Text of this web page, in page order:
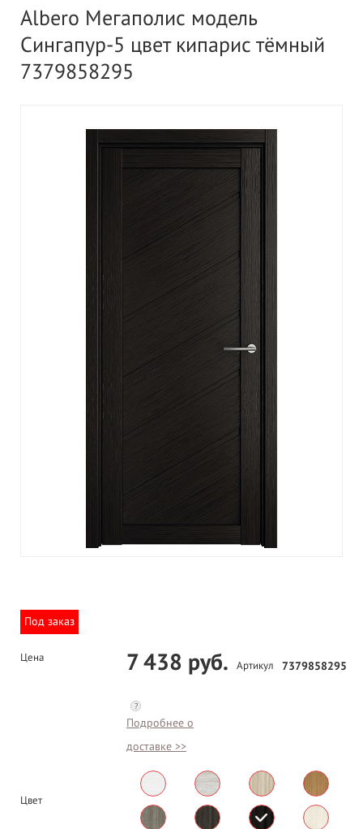
Albero Мегаполис модель
Сингапур-5 цвет кипарис тёмный
7379858295
Под заказ
Цена 7 438 руб.
?
Подробнее о
доставке >>
Артикул 7379858295
Цвет